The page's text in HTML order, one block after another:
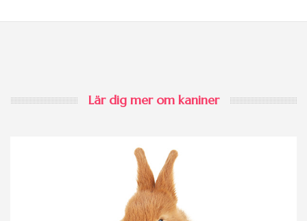
Lär dig mer om kaniner